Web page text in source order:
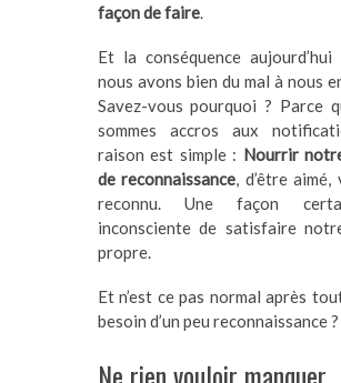
façon de faire.
Et la conséquence
nous avons bien du mal à nous
Savez-vous pourquoi ? Parce
sommes accros aux
raison est simple : Nourrir
de reconnaissance, d’être aimé,
reconnu. Une façon
inconsciente de satisfaire
propre.
Et n’est ce pas normal après
besoin d’un peu reconnaissance ?